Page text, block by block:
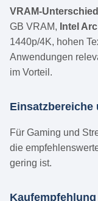
VRAM-
GB VRAM, Intel
1440p/4K, hohen
Anwendungen
im Vorteil.
Einsatzbereiche
Für Gaming und
die
gering ist.
Kaufempfehlung